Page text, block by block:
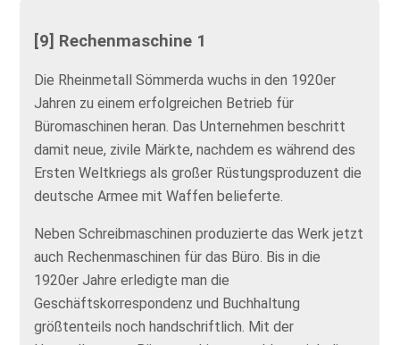
[9] Rechenmaschine 1
Die Rheinmetall Sömmerda wuchs in den 1920er
Jahren zu einem erfolgreichen Betrieb für
Büromaschinen heran. Das Unternehmen beschritt
damit neue, zivile Märkte, nachdem es während des
Ersten Weltkriegs als großer Rüstungsproduzent die
deutsche Armee mit Waffen belieferte.
Neben Schreibmaschinen produzierte das Werk jetzt
auch Rechenmaschinen für das Büro. Bis in die
1920er Jahre erledigte man die
Geschäftskorrespondenz und Buchhaltung
größtenteils noch handschriftlich. Mit der